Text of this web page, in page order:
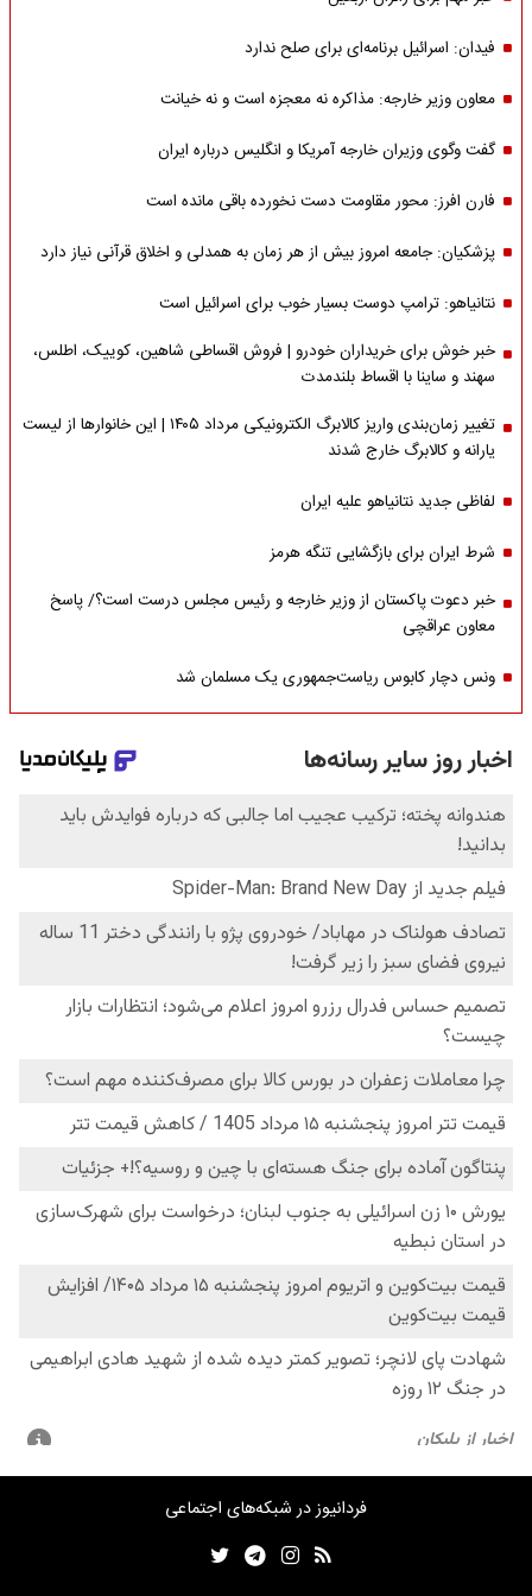
فیدان: اسرائیل برنامه‌ای برای صلح ندارد
معاون وزیر خارجه: مذاکره نه معجزه است و نه خیانت
گفت وگوی وزیران خارجه آمریکا و انگلیس درباره ایران
فارن افرز: محور مقاومت دست نخورده باقی مانده است
پزشکیان: جامعه امروز بیش از هر زمان به همدلی و اخلاق قرآنی نیاز دارد
نتانیاهو: ترامپ دوست بسیار خوب برای اسرائیل است
خبر خوش برای خریداران خودرو | فروش اقساطی شاهین، کوییک، اطلس،
سهند و ساینا با اقساط بلندمدت
تغییر زمان‌بندی واریز کالابرگ الکترونیکی مرداد ۱۴۰۵ | این خانوارها از لیست
یارانه و کالابرگ خارج شدند
لفاظی جدید نتانیاهو علیه ایران
شرط ایران برای بازگشایی تنگه هرمز
خبر دعوت پاکستان از وزیر خارجه و رئیس مجلس درست است؟/ پاسخ
معاون عراقچی
ونس دچار کابوس ریاست‌جمهوری یک مسلمان شد
فردانیوز در شبکه‌های اجتماعی